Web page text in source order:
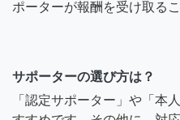
ポーターが報酬を受け取る
サポーターの選び方は？
「認定サポーター」や「本